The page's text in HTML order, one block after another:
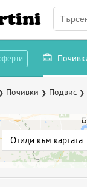
❯ Почивки ❯ Подвис ❯
Отиди към картата